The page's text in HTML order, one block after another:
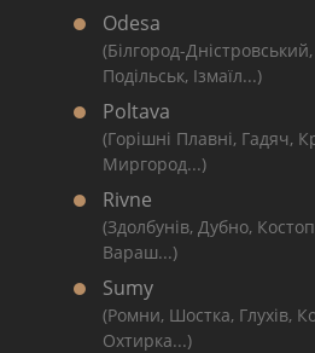
Odesa
(Білгород-
Подільськ, Ізмаїл...)
Poltava
(Горішні Плавні, Гадяч,
Миргород...)
Rivne
(Здолбунів, Дубно,
Вараш...)
Sumy
(Ромни, Шостка, Глухів,
Охтирка...)